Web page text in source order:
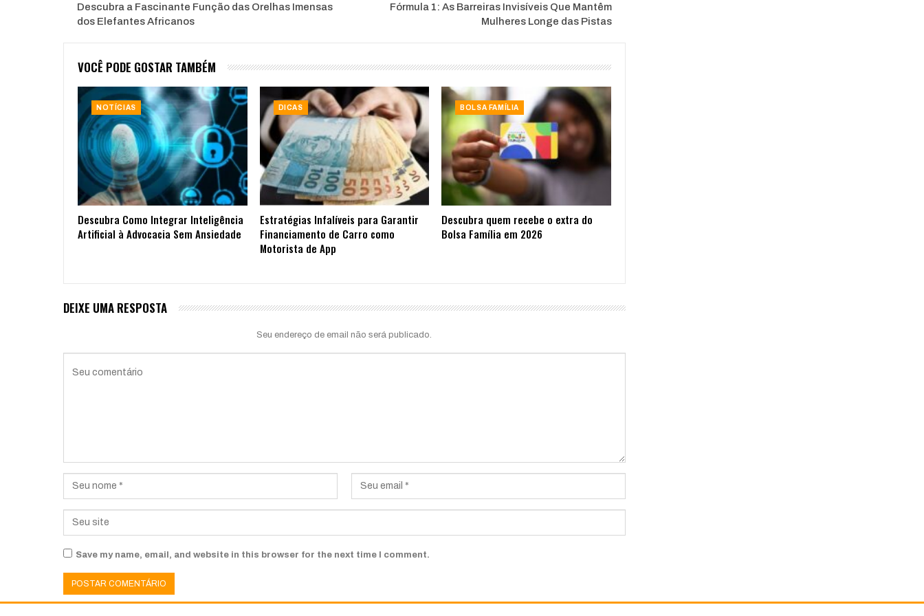
Descubra a Fascinante Função das Orelhas Imensas
dos Elefantes Africanos
Fórmula 1: As Barreiras Invisíveis Que Mantêm
Mulheres Longe das Pistas
VOCÊ PODE GOSTAR TAMBÉM
NOTÍCIAS
Descubra Como Integrar Inteligência
Artificial à Advocacia Sem Ansiedade
DICAS
Estratégias Infalíveis para Garantir
Financiamento de Carro como
Motorista de App
BOLSA FAMÍLIA
Descubra quem recebe o extra do
Bolsa Família em 2026
DEIXE UMA RESPOSTA
Seu endereço de email não será publicado.
Save my name, email, and website in this browser for the next time I comment.